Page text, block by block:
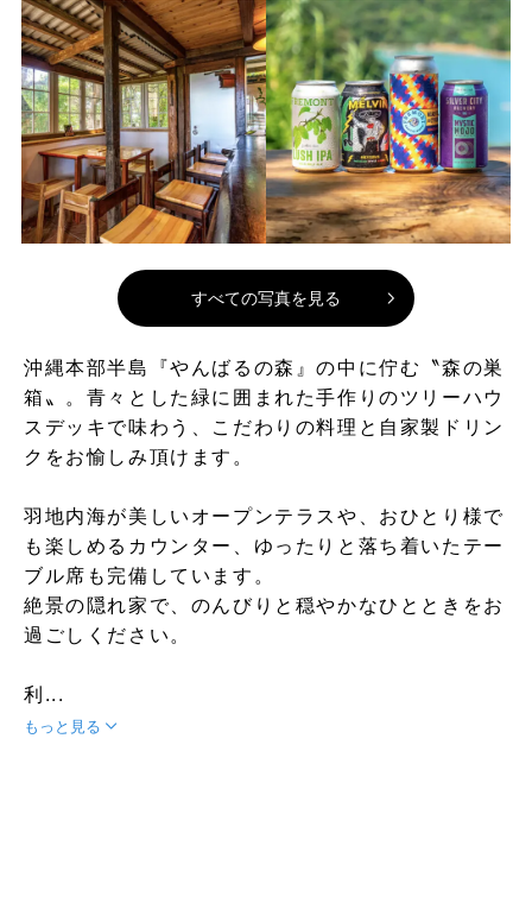
すべての写真を見る
沖縄本部半島『やんばるの森』の中に佇む〝森の巣
箱〟。青々とした緑に囲まれた手作りのツリーハウ
スデッキで味わう、こだわりの料理と自家製ドリン
クをお愉しみ頂けます。
羽地内海が美しいオープンテラスや、おひとり様で
も楽しめるカウンター、ゆったりと落ち着いたテー
ブル席も完備しています。
絶景の隠れ家で、のんびりと穏やかなひとときをお
過ごしください。
利...
もっと見る